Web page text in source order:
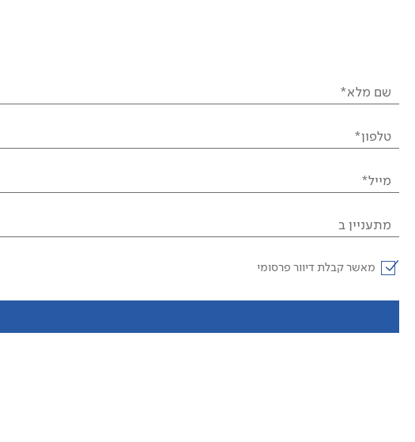
שם מלא*
טלפון*
מייל*
מתעניין ב
מאשר קבלת דיוור פרסומי